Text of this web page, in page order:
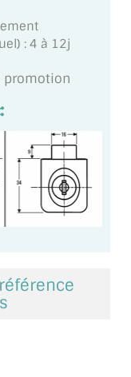
: 4 à 12j
promotion